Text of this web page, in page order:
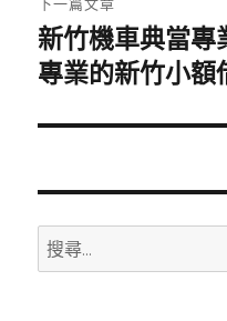
下
一
文
新竹機車典當專
專業的新竹小額
搜
尋